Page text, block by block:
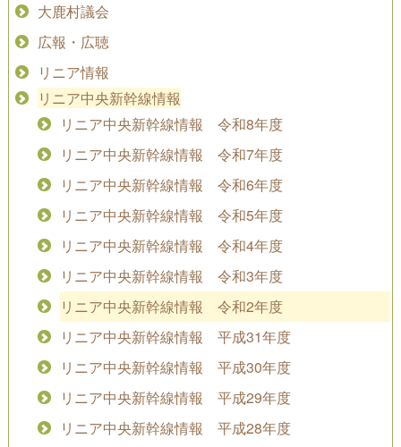
大鹿村議会
広報・広聴
リニア情報
リニア中央新幹線情報
リニア中央新幹線情報 令和8年度
リニア中央新幹線情報 令和7年度
リニア中央新幹線情報 令和6年度
リニア中央新幹線情報 令和5年度
リニア中央新幹線情報 令和4年度
リニア中央新幹線情報 令和3年度
リニア中央新幹線情報 令和2年度
リニア中央新幹線情報 平成31年度
リニア中央新幹線情報 平成30年度
リニア中央新幹線情報 平成29年度
リニア中央新幹線情報 平成28年度